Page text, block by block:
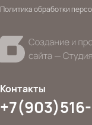
Политика обработки
Контакты